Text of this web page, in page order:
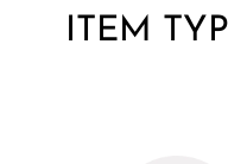
ITEM